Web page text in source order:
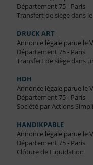
Département 75 - Paris
Transfert de siège dans
DRUCK ART
Annonce légale parue le
Département 75 - Paris
Transfert de siège dans
HDH
Annonce légale parue le
Département 75 - Paris
Société par Actions
HANDIKPABLE
Annonce légale parue le
Département 75 - Paris
Clôture de Liquidation